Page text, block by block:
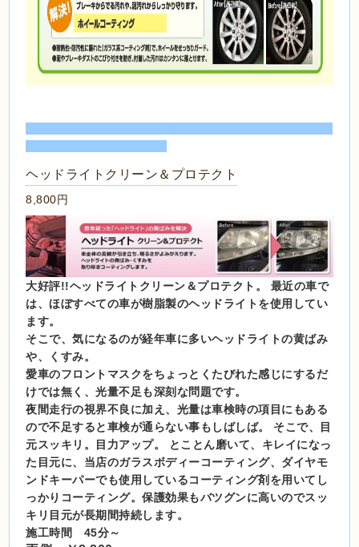
ヘッドライトクリーン＆プロテクト
8,800円
大好評!!ヘッドライトクリーン＆プロテクト。 最近の車で
は、ほぼすべての車が樹脂製のヘッドライトを使用してい
ます。
そこで、気になるのが経年車に多いヘッドライトの黄ばみ
や、くすみ。
愛車のフロントマスクをちょっとくたびれた感じにするだ
けでは無く、光量不足も深刻な問題です。
夜間走行の視界不良に加え、光量は車検時の項目にもある
ので不足すると車検が通らない事もしばしば。 そこで、目
元スッキリ。目力アップ。 とことん磨いて、キレイになっ
た目元に、当店のガラスボディーコーティング、ダイヤモ
ンドキーパーでも使用しているコーティング剤を用いてし
っかりコーティング。保護効果もバツグンに高いのでスッ
キリ目元が長期間持続します。
施工時間 45分～